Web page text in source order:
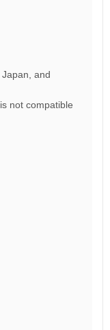
and
not compatible